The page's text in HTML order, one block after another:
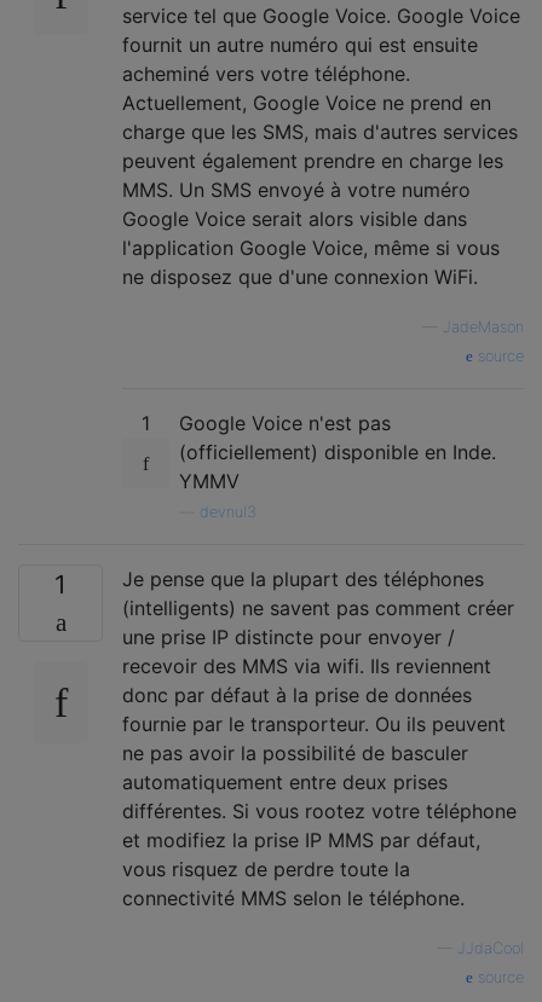
service tel que Google Voice. Google Voice
fournit un autre numéro qui est ensuite
acheminé vers votre téléphone.
Actuellement, Google Voice ne prend en
charge que les SMS, mais d'autres services
peuvent également prendre en charge les
MMS. Un SMS envoyé à votre numéro
Google Voice serait alors visible dans
l'application Google Voice, même si vous
ne disposez que d'une connexion WiFi.
JadeMason
source
1
Google Voice n'est pas
(officiellement) disponible en Inde.
YMMV
devnul3
1
Je pense que la plupart des téléphones
(intelligents) ne savent pas comment créer
une prise IP distincte pour envoyer /
recevoir des MMS via wifi. Ils reviennent
donc par défaut à la prise de données
fournie par le transporteur. Ou ils peuvent
ne pas avoir la possibilité de basculer
automatiquement entre deux prises
différentes. Si vous rootez votre téléphone
et modifiez la prise IP MMS par défaut,
vous risquez de perdre toute la
connectivité MMS selon le téléphone.
JJdaCool
source